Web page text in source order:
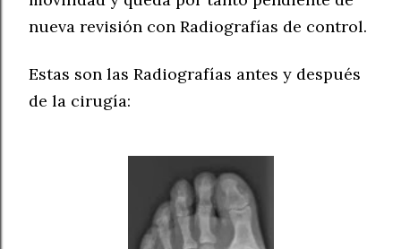
nueva revisión con Radiografías de control.
Estas son las Radiografías antes y después
de la cirugía: